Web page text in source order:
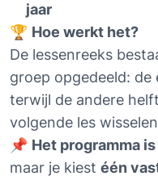
jaar
🏆 Hoe werkt het?
De lessenreeks
groep opgedeeld: de
terwijl de andere
volgende les
📌 Het programma
maar je kiest één